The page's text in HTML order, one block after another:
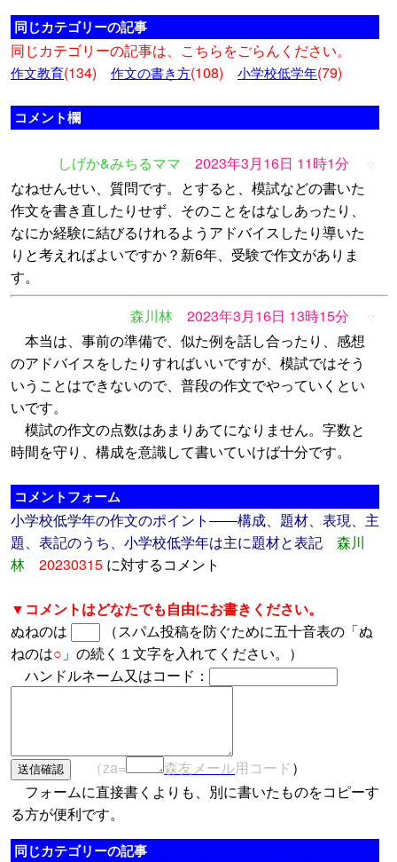
同じカテゴリーの記事
同じカテゴリーの記事は、こちらをごらんください。
作文教育(134) 作文の書き方(108) 小学校低学年(79)
コメント欄
しげか&みちるママ 2023年3月16日 11時1分 ▽
なねせんせい、質問です。とすると、模試などの書いた
作文を書き直したりせず、そのことをはなしあったり、
なにか経験に結びるけれるようアドバイスしたり導いた
りと考えればよいですか？新6年、受験で作文がありま
す。
森川林
2023年3月16日 13時15分 ▽
本当は、事前の準備で、似た例を話し合ったり、感想
のアドバイスをしたりすればいいですが、模試ではそう
いうことはできないので、普段の作文でやっていくとい
いです。
模試の作文の点数はあまりあてになりません。字数と
時間を守り、構成を意識して書いていけば十分です。
コメントフォーム
小学校低学年の作文のポイント――構成、題材、表現、主
題、表記のうち、小学校低学年は主に題材と表記
森川
林
20230315 に対するコメント
▼コメントはどなたでも自由にお書きください。
ぬねのは
（スパム投稿を防ぐために五十音表の「ぬ
ねのは○ 」の続く１文字を入れてください。）
ハンドルネーム又はコード：
（za= 森友メール用コード）
フォームに直接書くよりも、別に書いたものをコピーす
る方が便利です。
同じカテゴリーの記事